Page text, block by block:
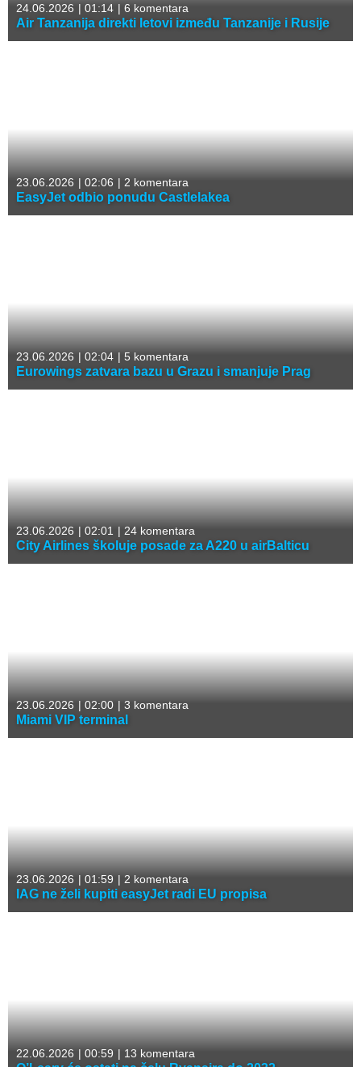
24.06.2026 | 01:14 | 6 komentara
Air Tanzanija direkti letovi između Tanzanije i Rusije
23.06.2026 | 02:06 | 2 komentara
EasyJet odbio ponudu Castlelakea
23.06.2026 | 02:04 | 5 komentara
Eurowings zatvara bazu u Grazu i smanjuje Prag
23.06.2026 | 02:01 | 24 komentara
City Airlines školuje posade za A220 u airBalticu
23.06.2026 | 02:00 | 3 komentara
Miami VIP terminal
23.06.2026 | 01:59 | 2 komentara
IAG ne želi kupiti easyJet radi EU propisa
22.06.2026 | 00:59 | 13 komentara